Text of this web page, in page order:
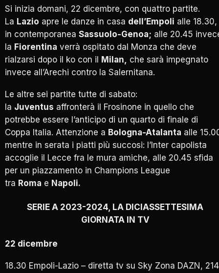
Si inizia domani, 22 dicembre, con quattro partite.
La Lazio apre le danze in casa dell’Empoli alle 18.30,
in contemporanea Sassuolo-Genoa; alle 20.45
la Fiorentina verrà ospitato dal Monza che deve
rialzarsi dopo il ko con il Milan,
che sarà impegnato
invece all’Arechi contro la Salernitana.
Le altre sei partite tutte di sabato:
la Juventus affronterà il Frosinone in quello che
potrebbe essere l’anticipo di un quarto di finale di
Coppa Italia. Attenzione a Bologna-Atalanta alle
mentre in serata i piatti più succosi: l’Inter capolista
accoglie il Lecce fra le mura amiche, alle 20.45 sfida
per un piazzamento in Champions League
tra Roma e Napoli.
SERIE A 2023-2024, LA DICIASSETTESIMA
GIORNATA IN TV
22 dicembre
18.30 Empoli-Lazio – diretta tv su Sky Zona DAZN,